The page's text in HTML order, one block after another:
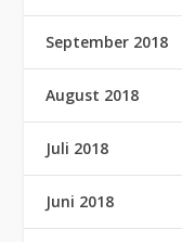
September 2018
August 2018
Juli 2018
Juni 2018